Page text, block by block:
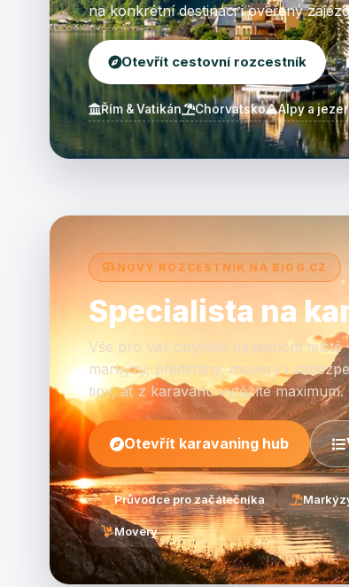
na konkrétní destinaci i ověřený
Otevřít cestovní rozcestník
Řím & Vatikán Chorvatsko Alpy a
NOVÝ ROZCESTNÍK NA BIGG.CZ
Specialista na
Vše pro váš obytňák na jednom
markýzy, předstany, movery i
tipy, ať z karavanu vytěžíte maximum.
Otevřít karavaning hub
Průvodce pro začátečníka
Movery